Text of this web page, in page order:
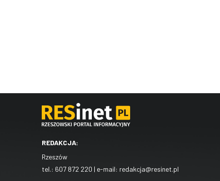
REDAKCJA:
Rzeszów
tel.: 607 872 220 | e-mail: redakcja@resinet.pl